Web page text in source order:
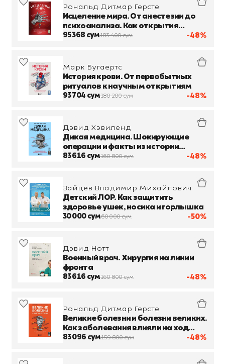
-48%
Рональд Дитмар Герсте
Исцеление мира. От анестезии до
психоанализа. Как открытия
золотого века медицины спасли
95 368 сум183 400 сум
-48%
Марк Бугаертс
История крови. От первобытных
ритуалов к научным открытиям
93 704 сум180 200 сум
-48%
Дэвид Хэвиленд
Дикая медицина. Шокирующие
операции и факты из истории
медицины
83 616 сум160 800 сум
-50%
Зайцев Владимир Михайлович
Детский ЛОР. Как защитить
здоровье ушек, носика и горлышка
30 000 сум60 000 сум
-48%
Дэвид Нотт
Военный врач. Хирургия на линии
фронта
83 616 сум160 800 сум
-48%
Рональд Дитмар Герсте
Великие болезни и болезни великих.
Как заболевания влияли на ход
истории
83 096 сум159 800 сум